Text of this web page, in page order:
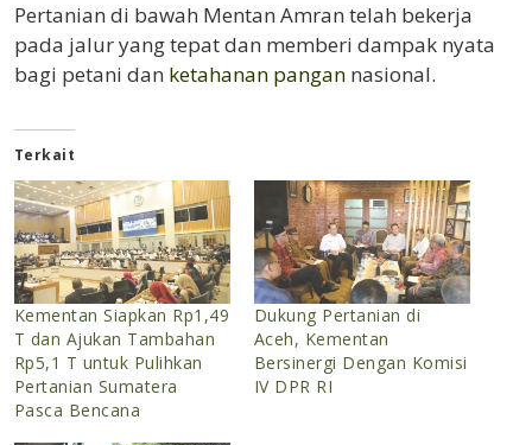
Pertanian di bawah Mentan Amran telah bekerja
pada jalur yang tepat dan memberi dampak nyata
bagi petani dan ketahanan pangan nasional.
Terkait
Kementan Siapkan Rp1,49
T dan Ajukan Tambahan
Rp5,1 T untuk Pulihkan
Pertanian Sumatera
Pasca Bencana
Dukung Pertanian di
Aceh, Kementan
Bersinergi Dengan Komisi
IV DPR RI